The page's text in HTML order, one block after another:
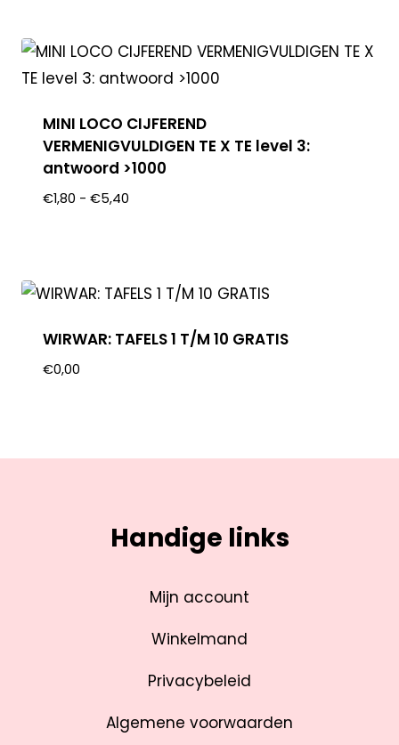
MINI LOCO CIJFEREND
VERMENIGVULDIGEN TE X TE level 3:
antwoord >1000
€1,80 - €5,40
WIRWAR: TAFELS 1 T/M 10 GRATIS
€0,00
Handige links
Mijn account
Winkelmand
Privacybeleid
Algemene voorwaarden